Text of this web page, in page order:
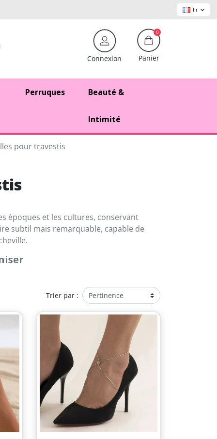
Fr
Connexion
0
Panier
Perruques Beauté &
Intimité
pour travestis
époques et les cultures, conservant
subtil mais remarquable, capable de
Trier par :